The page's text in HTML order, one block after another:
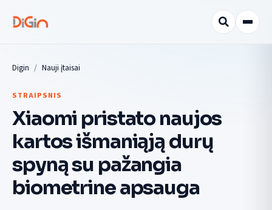
Digin Nauji įtaisai
STRAIPSNIS
Xiaomi pristato naujos
kartos išmaniąją durų
spyną su pažangia
biometrine apsauga